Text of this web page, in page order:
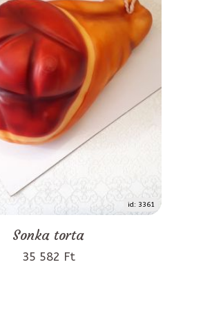
id: 3361
Sonka torta
35 582 Ft